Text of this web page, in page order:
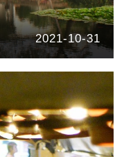
2021-10-31